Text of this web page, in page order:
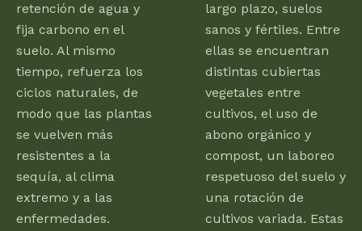
retención de agua y
fija carbono en el
suelo. Al mismo
tiempo, refuerza los
ciclos naturales, de
modo que las plantas
se vuelven más
resistentes a la
sequía, al clima
extremo y a las
enfermedades.
largo plazo, suelos
sanos y fértiles. Entre
ellas se encuentran
distintas cubiertas
vegetales entre
cultivos, el uso de
abono orgánico y
compost, un laboreo
respetuoso del suelo y
una rotación de
cultivos variada. Estas